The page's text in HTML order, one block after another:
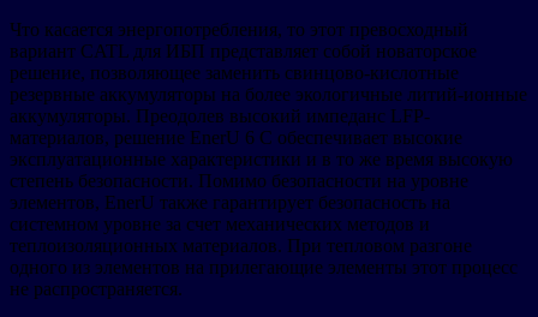
Что касается энергопотребления, то этот превосходный
вариант CATL для ИБП представляет собой новаторское
решение, позволяющее заменить свинцово-кислотные
резервные аккумуляторы на более экологичные литий-ионные
аккумуляторы. Преодолев высокий импеданс LFP-
материалов, решение EnerU 6 C обеспечивает высокие
эксплуатационные характеристики и в то же время высокую
степень безопасности. Помимо безопасности на уровне
элементов, EnerU также гарантирует безопасность на
системном уровне за счет механических методов и
теплоизоляционных материалов. При тепловом разгоне
одного из элементов на прилегающие элементы этот процесс
не распространяется.